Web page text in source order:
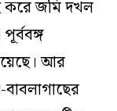
করে জমি দখল
আর